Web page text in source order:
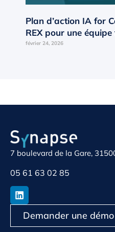
Plan d’action IA for
REX pour une
février 24, 2026
7 boulevard de la Gare,
05 61 63 02 85
Demander une démo